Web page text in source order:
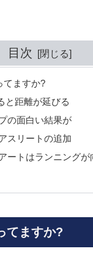
目次
てますか?
と距離が延びる
の面白い結果が
スリートの追加
ートはランニングが
てますか?